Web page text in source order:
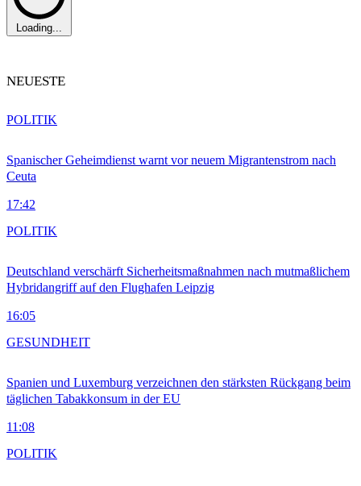
Loading...
NEUESTE
Spanischer Geheimdienst warnt vor neuem Migrantenstrom nach
Ceuta
17:42
POLITIK
Deutschland verschärft Sicherheitsmaßnahmen nach mutmaßlichem
Hybridangriff auf den Flughafen Leipzig
16:05
POLITIK
Spanien und Luxemburg verzeichnen den stärksten Rückgang beim
täglichen Tabakkonsum in der EU
11:08
GESUNDHEIT
POLITIK